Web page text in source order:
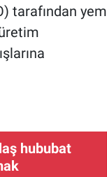
tarafından yem
hububat